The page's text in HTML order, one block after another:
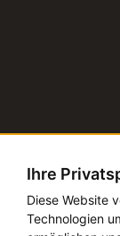
Ihre
Diese Website
Technologien
Die